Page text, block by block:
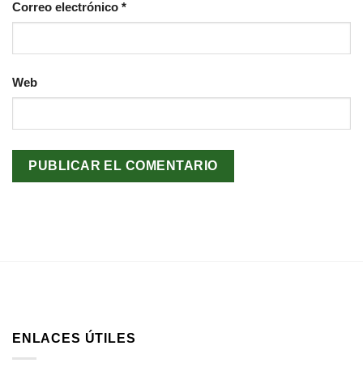
Correo electrónico *
Web
ENLACES ÚTILES